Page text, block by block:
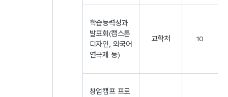
학습능력성과
발표회(캡스톤
디자인, 외국어
연극제 등)
교학처 10
창업캠프 프로